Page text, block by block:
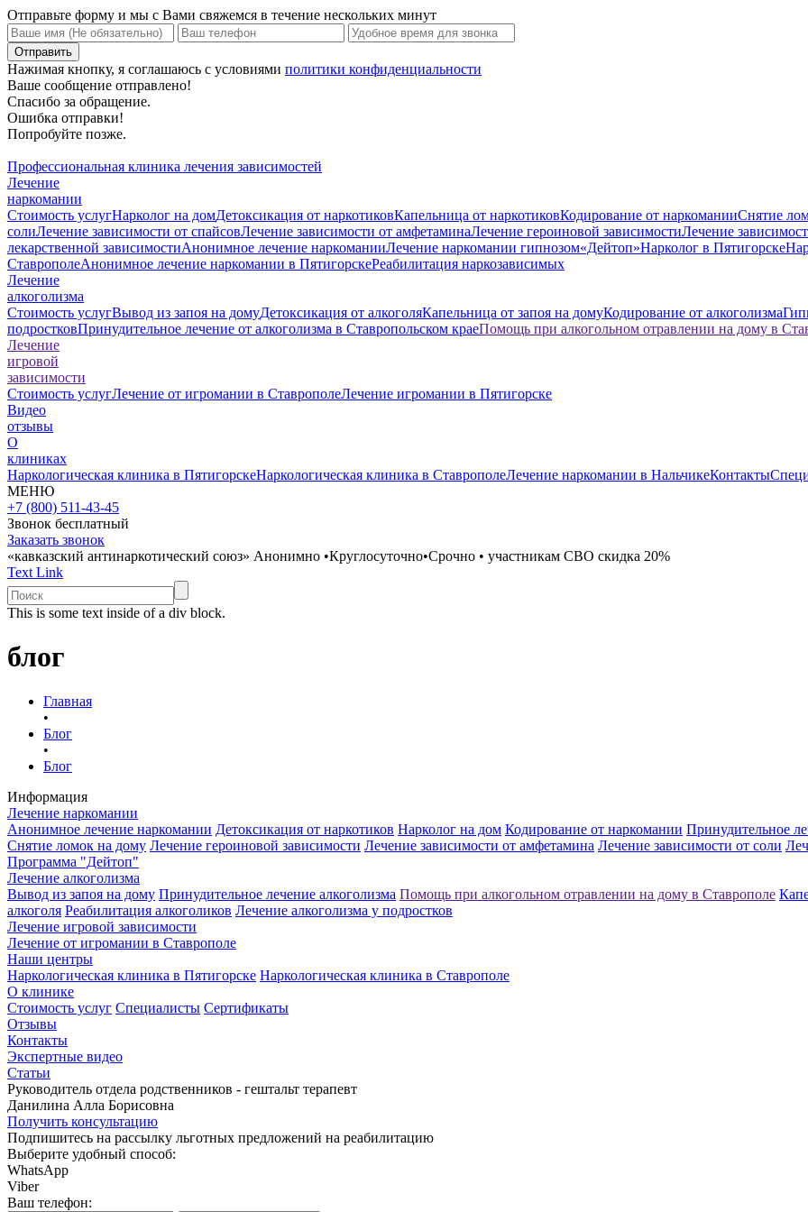
Отправьте форму и мы с Вами свяжемся в течение нескольких минут
Нажимая кнопку, я соглашаюсь с условиями политики конфиденциальности
Ваше сообщение отправлено!
Спасибо за обращение.
Ошибка отправки!
Попробуйте позже.
Профессиональная клиника лечения зависимостей
Лечение
наркомании
Стоимость услугНарколог на домДетоксикация от наркотиковКапельница от наркотиковКодирование от наркоманииСнятие
солиЛечение зависимости от спайсовЛечение зависимости от амфетаминаЛечение героиновой зависимостиЛечение
лекарственной зависимостиАнонимное лечение наркоманииЛечение наркомании гипнозом«Дейтоп»Нарколог в Пятигорске
СтаврополеАнонимное лечение наркомании в ПятигорскеРеабилитация наркозависимых
Лечение
алкоголизма
Стоимость услугВывод из запоя на домуДетоксикация от алкоголяКапельница от запоя на домуКодирование от алкоголизма
подростковПринудительное лечение от алкоголизма в Ставропольском краеПомощь при алкогольном отравлении на дому в
Лечение
игровой
зависимости
Стоимость услугЛечение от игромании в СтаврополеЛечение игромании в Пятигорске
Видео
отзывы
О
клиниках
Наркологическая клиника в ПятигорскеНаркологическая клиника в СтаврополеЛечение наркомании в НальчикеКонтакты
МЕНЮ
+7 (800) 511-43-45
Звонок бесплатный
Заказать звонок
«кавказский антинаркотический союз» Анонимно •Круглосуточно•Срочно • участникам СВО скидка 20%
Text Link
This is some text inside of a div block.
блог
Главная
•
Блог
•
Блог
Информация
Лечение наркомании
Анонимное лечение наркомании Детоксикация от наркотиков Нарколог на дом Кодирование от наркомании Принудительное
Снятие ломок на дому Лечение героиновой зависимости Лечение зависимости от амфетамина Лечение зависимости от соли
Программа "Дейтоп"
Лечение алкоголизма
Вывод из запоя на дому Принудительное лечение алкоголизма Помощь при алкогольном отравлении на дому в Ставрополе
алкоголя Реабилитация алкоголиков Лечение алкоголизма у подростков
Лечение игровой зависимости
Лечение от игромании в Ставрополе
Наши центры
Наркологическая клиника в Пятигорске Наркологическая клиника в Ставрополе
О клинике
Стоимость услуг Специалисты Сертификаты
Отзывы
Контакты
Экспертные видео
Статьи
Руководитель отдела родственников - гештальт терапевт
Данилина Алла Борисовна
Получить консультацию
Подпишитесь на рассылку льготных предложений на реабилитацию
Выберите удобный способ:
WhatsApp
Viber
Ваш телефон: